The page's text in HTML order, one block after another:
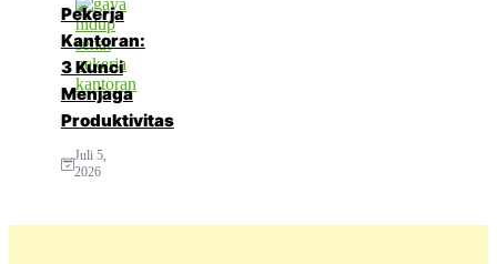
Pekerja
Kantoran:
3 Kunci
Menjaga
Produktivitas
Juli 5,
2026